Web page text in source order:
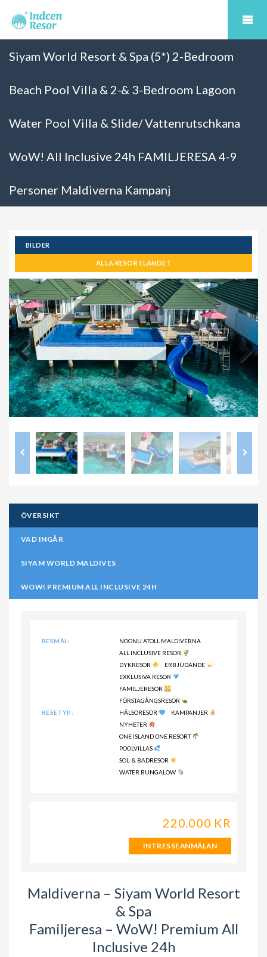
Siyam World Resort & Spa (5*) 2-Bedroom
Beach Pool Villa & 2-& 3-Bedroom Lagoon
Water Pool Villa & Slide/ Vattenrutschkana
WoW! All Inclusive 24h FAMILJERESA 4-9
Personer Maldiverna Kampanj
BILDER
ALLA RESOR I LANDET
Previous Next
ÖVERSIKT
VAD INGÅR
SIYAM WORLD MALDIVES
WOW! PREMIUM ALL INCLUSIVE 24H
RESMÅL: NOONU ATOLL MALDIVERNA
RESETYP:
ALL INCLUSIVE RESOR
DYKRESOR
ERBJUDANDE
EXKLUSIVA RESOR
FAMILJERESOR
FÖRSTAGÅNGSRESOR
HÄLSORESOR
KAMPANJER
NYHETER
ONE ISLAND ONE RESORT
POOLVILLAS
SOL- & BADRESOR
WATER BUNGALOW
220.000 KR
INTRESSEANMÄLAN
Maldiverna – Siyam World Resort
& Spa
Familjeresa – WoW! Premium All
Inclusive 24h